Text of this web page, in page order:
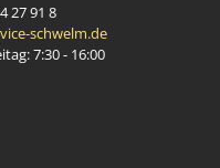
27 91 8
schwelm.de
7:30 - 16:00